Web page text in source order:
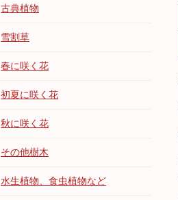
古典植物
雪割草
春に咲く花
初夏に咲く花
秋に咲く花
その他樹木
水生植物、食虫植物など